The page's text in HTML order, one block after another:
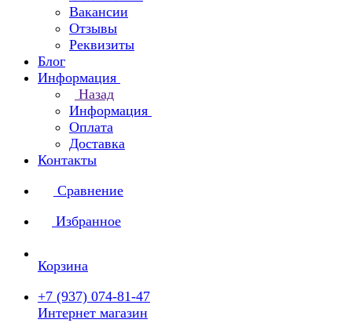
Вакансии
Отзывы
Реквизиты
Блог
Информация
Назад
Информация
Оплата
Доставка
Контакты
Сравнение
Избранное
Корзина
+7 (937) 074-81-47
Интернет магазин